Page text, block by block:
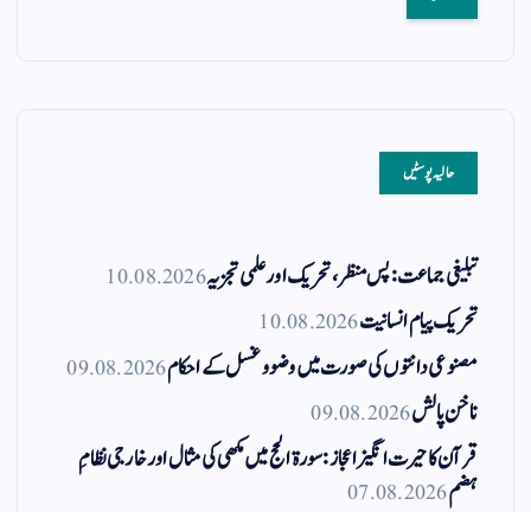
حالیہ پوسٹیں
تبلیغی جماعت: پس منظر، تحریک اور علمی تجزیہ10.08.2026
تحریک پیام انسانیت10.08.2026
مصنوعی دانتوں کی صورت میں وضو و غسل کے احکام09.08.2026
ناخن پالش09.08.2026
قرآن کا حیرت انگیز اعجاز: سورۃ الحج میں مکھی کی مثال اور خارجی نظامِ
ہضم07.08.2026